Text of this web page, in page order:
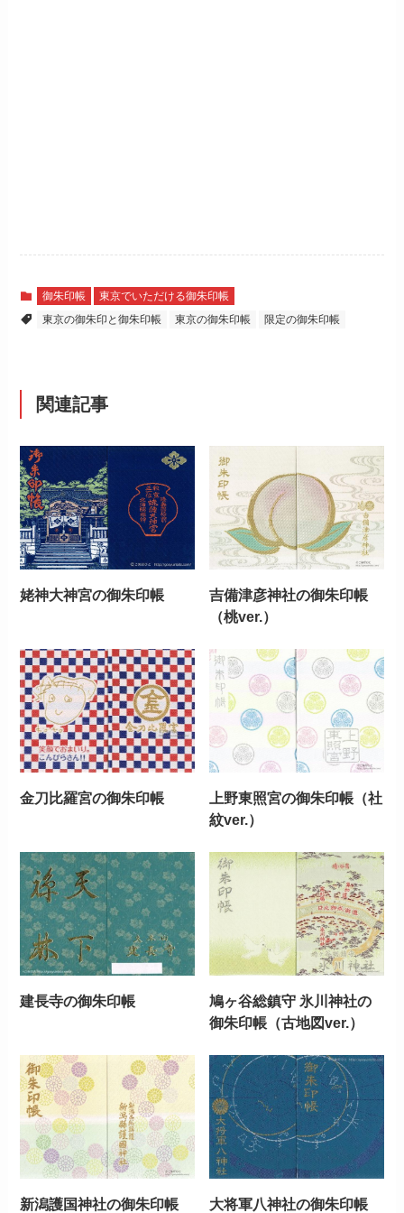
御朱印帳
東京でいただける御朱印帳
東京の御朱印と御朱印帳
東京の御朱印帳 限定の御朱印帳
関連記事
姥神大神宮の御朱印帳
吉備津彦神社の御朱印帳
（桃ver.）
金刀比羅宮の御朱印帳
上野東照宮の御朱印帳（社
紋ver.）
建長寺の御朱印帳
鳩ヶ谷総鎮守 氷川神社の
御朱印帳（古地図ver.）
新潟護国神社の御朱印帳
大将軍八神社の御朱印帳